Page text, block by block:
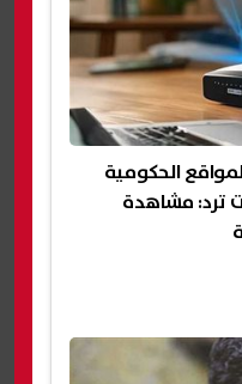
الحكومية
ترد: مشاهدة